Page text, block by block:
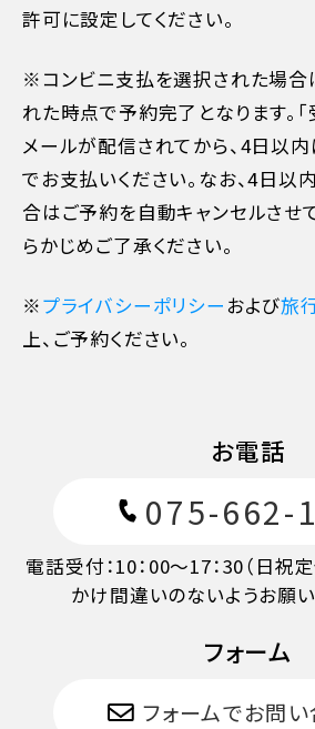
11日目に当たる日以前
7日目に当たる日以降
許可に設定してください。
※コンビニ支払を選択された場合
れた時点で予約完了となります。
メールが配信されてから、4日以
でお支払いください。なお、4日以
合はご予約を自動キャンセルさせ
らかじめご了承ください。
※プライバシーポリシーおよび旅
上、ご予約ください。
お電話
075-662-
電話受付：10：00～17：30（日祝
かけ間違いのないようお願
フォーム
フォームでお問